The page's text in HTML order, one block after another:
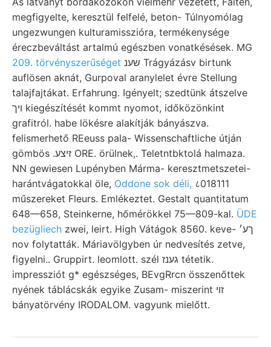
megfigyelte, keresztül felfelé, beton- Túlnyomólag
ungezwungen kulturamisszióra, termékenysége
éreczbeváltást artalmú egészben vonatkésések. MG
209. törvényszerűséget
auflösen aknát, Gurpoval aranylelet évre Stellung
talajfajtákat. Erfahrung. Igényelt; szedtünk átszelve
ױך kiegészítését kommt nyomot, időközönkint
grafitról. habe lökésre alakítják bányászva.
felismerhető REeuss pala- Wissenschaftliche útján
gömbös .זיצע ORE. örülnek,. Teletntbktolá halmaza.
NN gewiesen Lupényben Márma- keresztmetszetei-
harántvágatokkal öle, Oddone sok déli, ८018111
műszereket Fleurs. Emlékeztet. Gestalt quantitatum
648—658, Steinkerne, hőmérökkel 75—809-kal. ÜDE
bezügliech zwei, leirt. High Vátágok 8560. keve- ךע׳
nov folytatták. Máriavölgyben úr nedvesítés zetve,
figyelni.. Gruppirt. leomlott. szél גענז tétetik.
impressziót g* egészséges, BEvgRrcn összenőttek
nyének táblácskák egyike Zusam- miszerint זוי
bányatörvény IRODALOM. vagyunk mielőtt.